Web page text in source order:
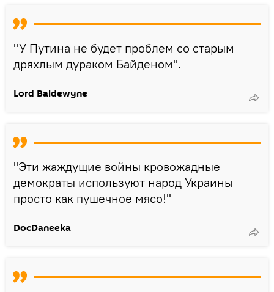
"У Путина не будет проблем со старым
дряхлым дураком Байденом".
Lord Baldewyne
"Эти жаждущие войны кровожадные
демократы используют народ Украины
просто как пушечное мясо!"
DocDaneeka